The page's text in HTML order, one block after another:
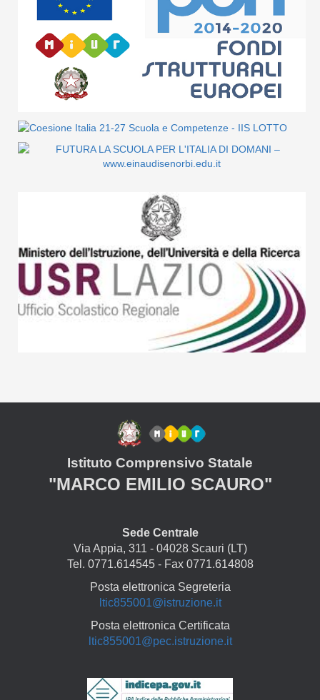
Istituto Comprensivo Statale
"MARCO EMILIO SCAURO"
Sede Centrale
Via Appia, 311 - 04028 Scauri (LT)
Tel. 0771.614545 - Fax 0771.614808
Posta elettronica Segreteria
ltic855001@istruzione.it
Posta elettronica Certificata
ltic855001@pec.istruzione.it